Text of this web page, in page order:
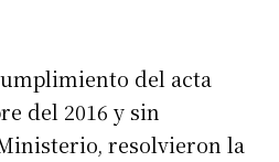
del acta
del 2016 y sin
resolvieron la